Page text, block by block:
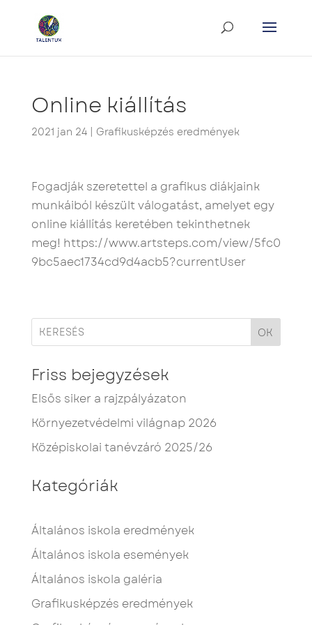
Online kiállítás
2021 jan 24| Grafikusképzés eredmények
Fogadják szeretettel a grafikus diákjaink
munkáiból készült válogatást, amelyet egy
online kiállítás keretében tekinthetnek
meg! https://www.artsteps.com/view/5fc0
9bc5aec1734cd9d4acb5?currentUser
OK
Friss bejegyzések
Elsős siker a rajzpályázaton
Környezetvédelmi világnap 2026
Középiskolai tanévzáró 2025/26
Kategóriák
Általános iskola eredmények
Általános iskola események
Általános iskola galéria
Grafikusképzés eredmények